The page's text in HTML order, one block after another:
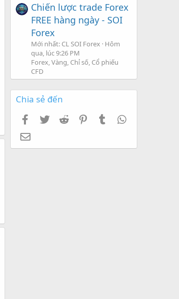
Chiến lược trade Forex
FREE hàng ngày - SOI
Forex
Mới nhất: CL SOI Forex Hôm
qua, lúc 9:26 PM
Forex, Vàng, Chỉ số, Cổ phiếu
CFD
Chia sẻ đến
FacebookTwitterReddit Pinterest
Tumblr